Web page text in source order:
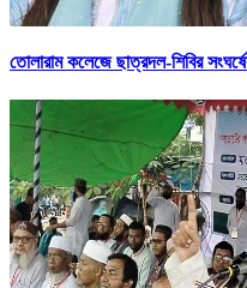
তোলারাম কলেজে ছাত্রদল-শিবির